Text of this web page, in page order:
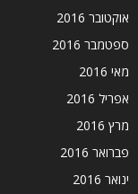
אוקטובר 2016
ספטמבר 2016
מאי 2016
אפריל 2016
מרץ 2016
פברואר 2016
ינואר 2016